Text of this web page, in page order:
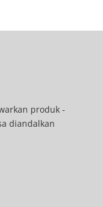
produk -
diandalkan